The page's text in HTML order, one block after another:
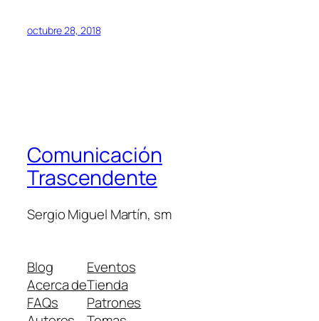
octubre 28, 2018
Comunicación
Trascendente
Sergio Miguel Martín, sm
Blog
Acerca de
FAQs
Eventos
Tienda
Patrones